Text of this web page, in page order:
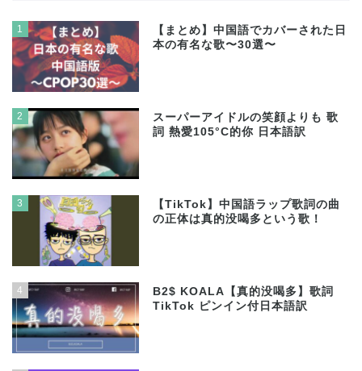
1
【まとめ】中国語でカバーされた日
本の有名な歌〜30選〜
2
スーパーアイドルの笑顔よりも 歌
詞 熱愛105°C的你 日本語訳
3
【TikTok】中国語ラップ歌詞の曲
の正体は真的没喝多という歌！
4
B2$ KOALA【真的没喝多】歌詞
TikTok ピンイン付日本語訳